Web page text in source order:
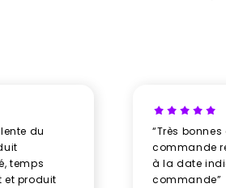
du
temps
et produit
“Très
commande
à la date
commande”